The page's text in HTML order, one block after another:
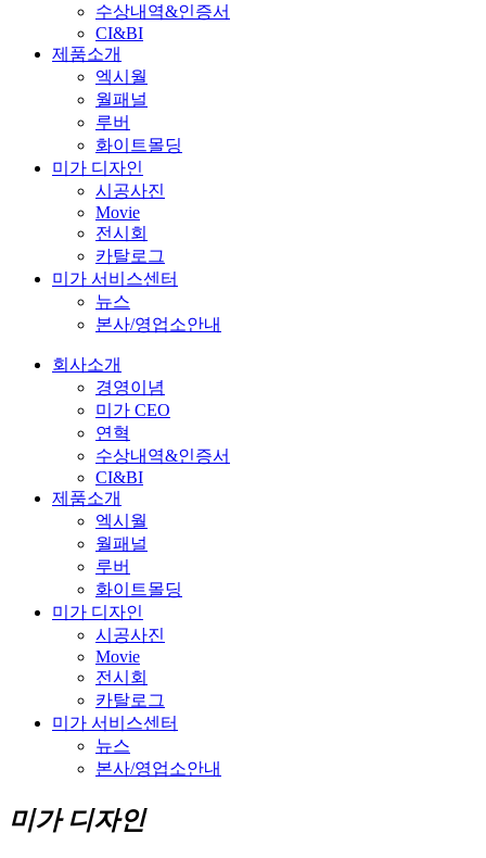
수상내역&인증서
CI&BI
제품소개
엑시월
월패널
루버
화이트몰딩
미가 디자인
시공사진
Movie
전시회
카탈로그
미가 서비스센터
뉴스
본사/영업소안내
회사소개
경영이념
미가 CEO
연혁
수상내역&인증서
CI&BI
제품소개
엑시월
월패널
루버
화이트몰딩
미가 디자인
시공사진
Movie
전시회
카탈로그
미가 서비스센터
뉴스
본사/영업소안내
미가 디자인